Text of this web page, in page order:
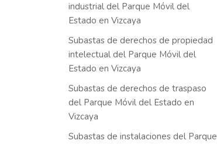
industrial del Parque Móvil del
Estado en Vizcaya
Subastas de derechos de propiedad
intelectual del Parque Móvil del
Estado en Vizcaya
Subastas de derechos de traspaso
del Parque Móvil del Estado en
Vizcaya
Subastas de instalaciones del Parque